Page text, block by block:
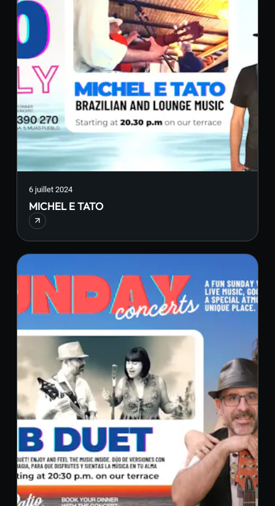
6 juillet 2024
MICHEL E TATO